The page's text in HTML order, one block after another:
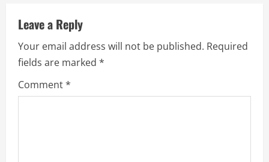
e
R
e
Leave a Reply
Your email address will not be published. Required
fields are marked *
Comment*